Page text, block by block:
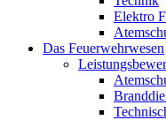
Elektro
Das Feuerwehrwesen